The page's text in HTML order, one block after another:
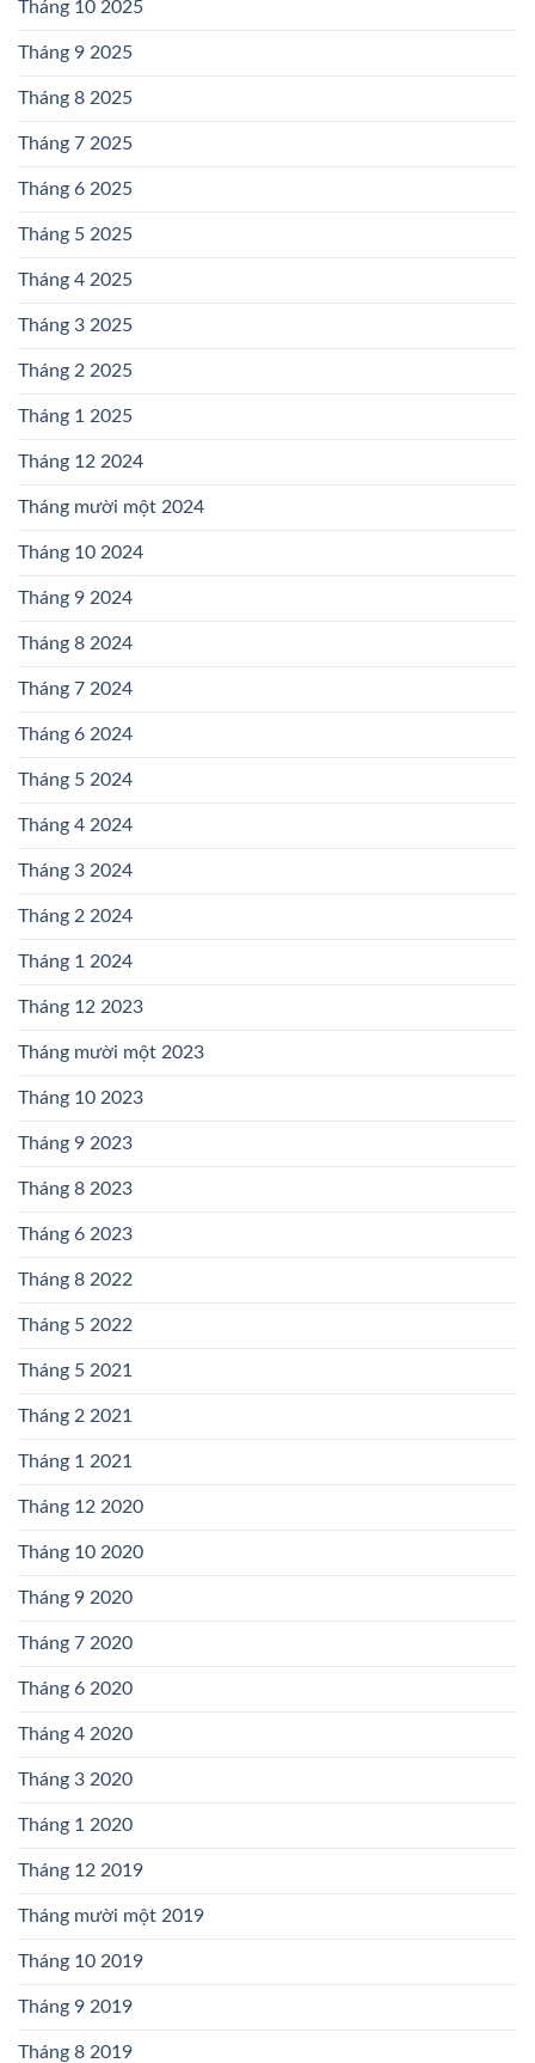
Tháng 10 2025
Tháng 9 2025
Tháng 8 2025
Tháng 7 2025
Tháng 6 2025
Tháng 5 2025
Tháng 4 2025
Tháng 3 2025
Tháng 2 2025
Tháng 1 2025
Tháng 12 2024
Tháng mười một 2024
Tháng 10 2024
Tháng 9 2024
Tháng 8 2024
Tháng 7 2024
Tháng 6 2024
Tháng 5 2024
Tháng 4 2024
Tháng 3 2024
Tháng 2 2024
Tháng 1 2024
Tháng 12 2023
Tháng mười một 2023
Tháng 10 2023
Tháng 9 2023
Tháng 8 2023
Tháng 6 2023
Tháng 8 2022
Tháng 5 2022
Tháng 5 2021
Tháng 2 2021
Tháng 1 2021
Tháng 12 2020
Tháng 10 2020
Tháng 9 2020
Tháng 7 2020
Tháng 6 2020
Tháng 4 2020
Tháng 3 2020
Tháng 1 2020
Tháng 12 2019
Tháng mười một 2019
Tháng 10 2019
Tháng 9 2019
Tháng 8 2019